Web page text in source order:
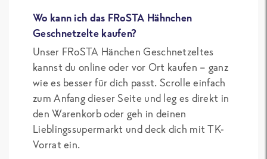
Wo kann ich das FRoSTA Hähnchen
Geschnetzelte kaufen?
Unser FRoSTA Hänchen Geschnetzeltes
kannst du online oder vor Ort kaufen – ganz
wie es besser für dich passt. Scrolle einfach
zum Anfang dieser Seite und leg es direkt in
den Warenkorb oder geh in deinen
Lieblingssupermarkt und deck dich mit TK-
Vorrat ein.